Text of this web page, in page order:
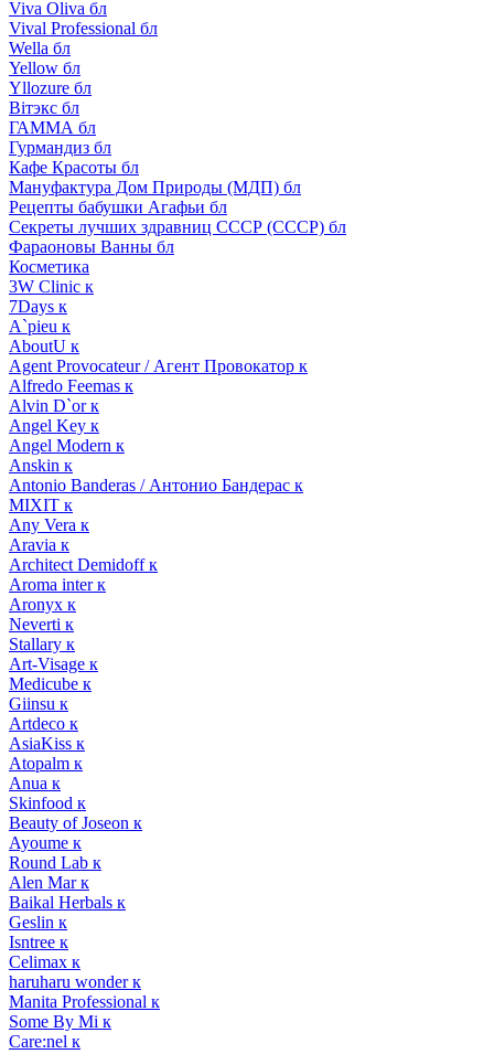
Viva Oliva бл
Vival Professional бл
Wella бл
Yellow бл
Yllozure бл
Вiтэкс бл
ГАММА бл
Гурмандиз бл
Кафе Красоты бл
Мануфактура Дом Природы (МДП) бл
Рецепты бабушки Агафьи бл
Секреты лучших здравниц СССР (СССР) бл
Фараоновы Ванны бл
Косметика
3W Clinic к
7Days к
A`pieu к
AboutU к
Agent Provocateur / Агент Провокатор к
Alfredo Feemas к
Alvin D`or к
Angel Key к
Angel Modern к
Anskin к
Antonio Banderas / Антонио Бандерас к
MIXIT к
Any Vera к
Aravia к
Architect Demidoff к
Aroma inter к
Aronyx к
Neverti к
Stallary к
Art-Visage к
Medicube к
Giinsu к
Artdeco к
AsiaKiss к
Atopalm к
Anua к
Skinfood к
Beauty of Joseon к
Ayoume к
Round Lab к
Alen Mar к
Baikal Herbals к
Geslin к
Isntree к
Celimax к
haruharu wonder к
Manita Professional к
Some By Mi к
Care:nel к